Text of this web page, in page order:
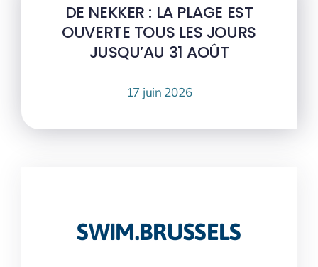
DE NEKKER : LA PLAGE EST
OUVERTE TOUS LES JOURS
JUSQU’AU 31 AOÛT
17 juin 2026
SWIM.BRUSSELS